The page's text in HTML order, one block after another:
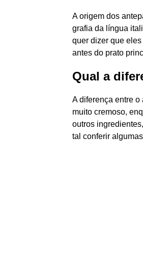
A origem dos
grafia da língua
quer dizer que
antes do prato
Qual a
A diferença entre
muito cremoso,
outros
tal conferir